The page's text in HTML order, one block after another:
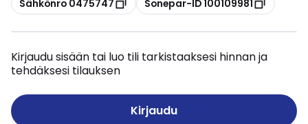
Sähkönro 0475747 Sonepar-ID 100109981
Kirjaudu sisään tai luo tili tarkistaaksesi hinnan ja
tehdäksesi tilauksen
Kirjaudu